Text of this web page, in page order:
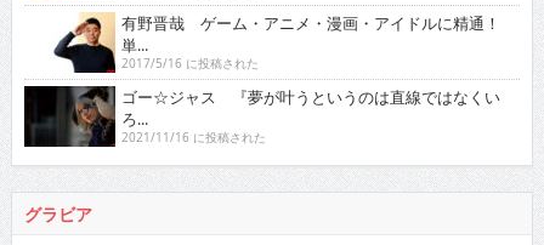
有野晋哉 ゲーム・アニメ・漫画・アイドルに精通！
単...
2017/5/16 に投稿された
ゴー☆ジャス 『夢が叶うというのは直線ではなくい
ろ...
2021/11/16 に投稿された
グラビア